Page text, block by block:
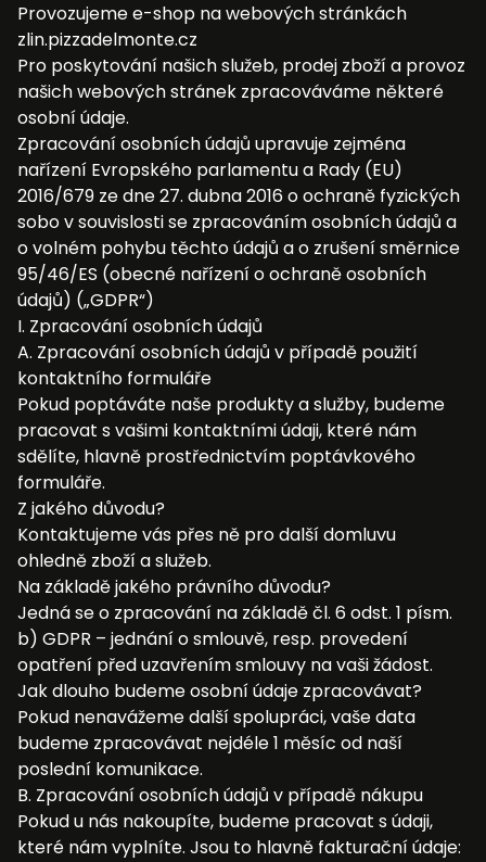
Provozujeme e-shop na webových stránkách
zlin.pizzadelmonte.cz
Pro poskytování našich služeb, prodej zboží a provoz
našich webových stránek zpracováváme některé
osobní údaje.
Zpracování osobních údajů upravuje zejména
nařízení Evropského parlamentu a Rady (EU)
2016/679 ze dne 27. dubna 2016 o ochraně fyzických
sobo v souvislosti se zpracováním osobních údajů a
o volném pohybu těchto údajů a o zrušení směrnice
95/46/ES (obecné nařízení o ochraně osobních
údajů) („GDPR“)
I. Zpracování osobních údajů
A. Zpracování osobních údajů v případě použití
kontaktního formuláře
Pokud poptáváte naše produkty a služby, budeme
pracovat s vašimi kontaktními údaji, které nám
sdělíte, hlavně prostřednictvím poptávkového
formuláře.
Z jakého důvodu?
Kontaktujeme vás přes ně pro další domluvu
ohledně zboží a služeb.
Na základě jakého právního důvodu?
Jedná se o zpracování na základě čl. 6 odst. 1 písm.
b) GDPR – jednání o smlouvě, resp. provedení
opatření před uzavřením smlouvy na vaši žádost.
Jak dlouho budeme osobní údaje zpracovávat?
Pokud nenavážeme další spolupráci, vaše data
budeme zpracovávat nejdéle 1 měsíc od naší
poslední komunikace.
B. Zpracování osobních údajů v případě nákupu
Pokud u nás nakoupíte, budeme pracovat s údaji,
které nám vyplníte. Jsou to hlavně fakturační údaje: